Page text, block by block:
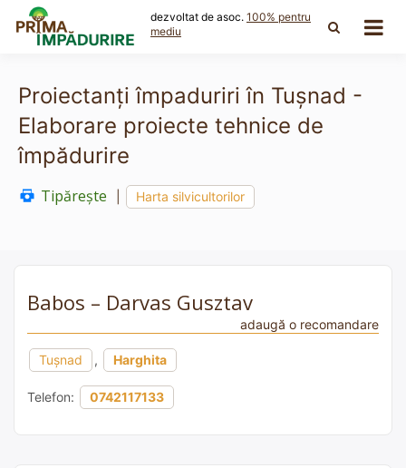
content
dezvoltat de asoc. 100% pentru
mediu
Proiectanți împaduriri în Tușnad -
Elaborare proiecte tehnice de
împădurire
Tipărește Harta silvicultorilor
Babos – Darvas Gusztav
adaugă o recomandare
Tușnad , Harghita
Telefon: 0742117133